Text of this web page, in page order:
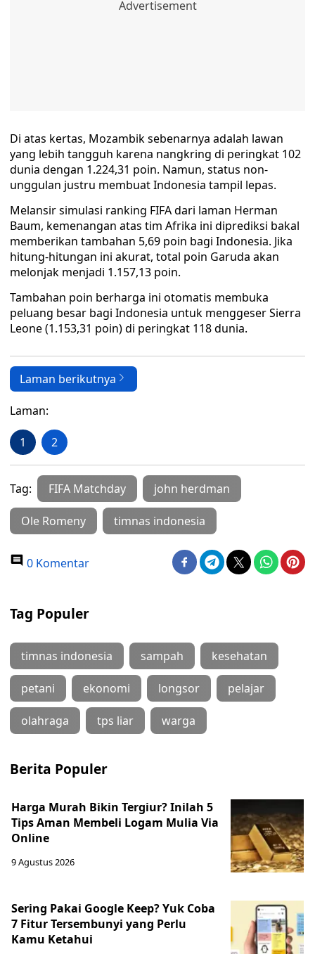
Di atas kertas, Mozambik sebenarnya adalah lawan
yang lebih tangguh karena nangkring di peringkat 102
dunia dengan 1.224,31 poin. Namun, status non-
unggulan justru membuat Indonesia tampil lepas.
Melansir simulasi ranking FIFA dari laman Herman
Baum, kemenangan atas tim Afrika ini diprediksi bakal
memberikan tambahan 5,69 poin bagi Indonesia. Jika
hitung-hitungan ini akurat, total poin Garuda akan
melonjak menjadi 1.157,13 poin.
Tambahan poin berharga ini otomatis membuka
peluang besar bagi Indonesia untuk menggeser Sierra
Leone (1.153,31 poin) di peringkat 118 dunia.
Laman berikutnya
Laman:
1 2
Tag: FIFA Matchday john herdman
Ole Romeny timnas indonesia
0 Komentar
Tag Populer
timnas indonesia sampah kesehatan
petani ekonomi longsor pelajar
olahraga tps liar warga
Berita Populer
Harga Murah Bikin Tergiur? Inilah 5
Tips Aman Membeli Logam Mulia Via
Online
9 Agustus 2026
Sering Pakai Google Keep? Yuk Coba
7 Fitur Tersembunyi yang Perlu
Kamu Ketahui